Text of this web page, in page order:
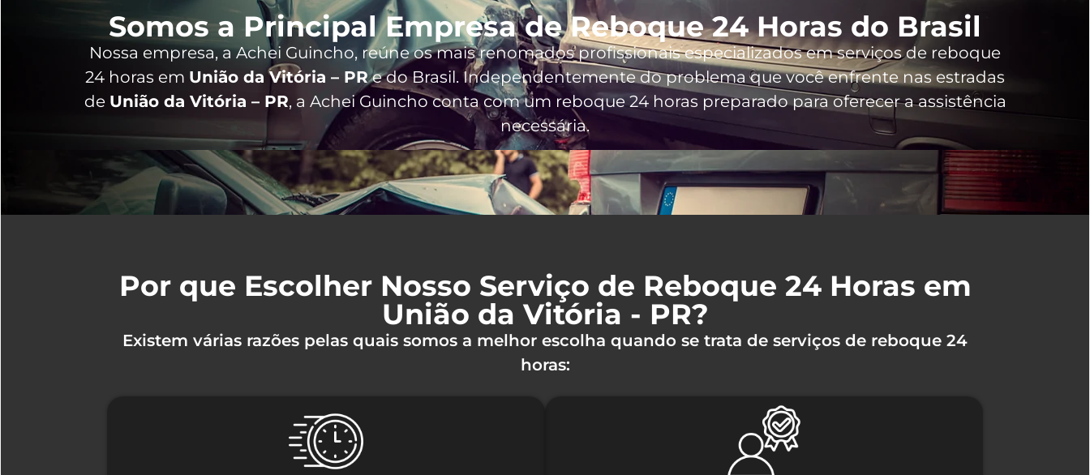
Somos a Principal Empresa de Reboque 24 Horas do Brasil
Nossa empresa, aAchei Guincho, reúne os mais renomados profissionais especializados em serviços de reboque
24 horas em União da Vitória – PRe do Brasil. Independentemente do problema que você enfrente nas estradas
de União da Vitória – PR, a Achei Guincho conta com um reboque 24 horas preparado para oferecer a assistência
necessária.
Por que Escolher Nosso Serviço de Reboque 24 Horas em
União da Vitória - PR?
Existem várias razões pelas quais somos a melhor escolha quando se trata de serviços de reboque 24
horas: